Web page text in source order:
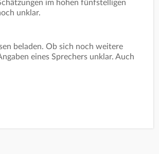
im hohen fünfstelligen
unklar.
beladen. Ob sich noch weitere
eines Sprechers unklar. Auch